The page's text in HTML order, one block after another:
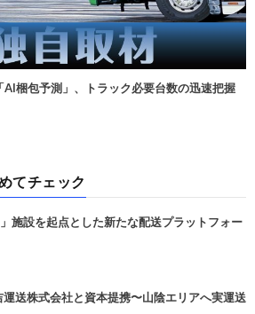
AI梱包予測」、トラック必要台数の迅速把握
てチェック
施設を起点とした新たな配送プラットフォー
送株式会社と資本提携〜山陰エリアへ実運送